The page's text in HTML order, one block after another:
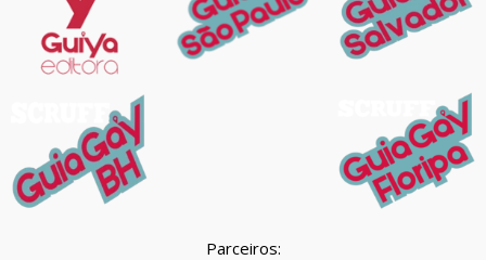
Parceiros: